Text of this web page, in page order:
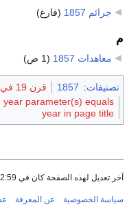
جرائم 1857 (فارغ)
م
معاهدات 1857 (1 ص)
تصنيفات:
1857 قرن 19 في القانون
parameter(s) equals
year in page title
آخر تعديل لهذه الصفحة كان في 22:59, 29 أكتوبر 2013.
سياسة الخصوصية عن المعرفة